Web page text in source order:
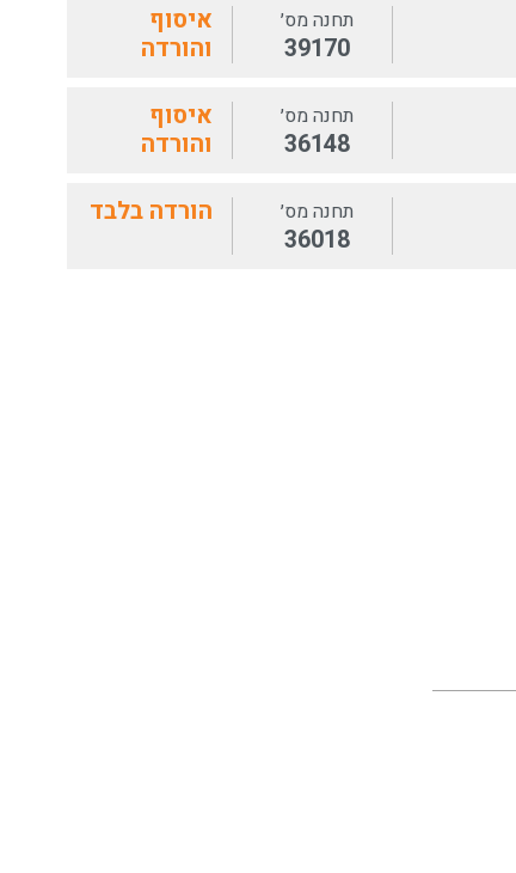
תחנה מס׳
39170
איסוף
והורדה
תחנה מס׳
36148
איסוף
והורדה
תחנה מס׳
36018
הורדה בלבד